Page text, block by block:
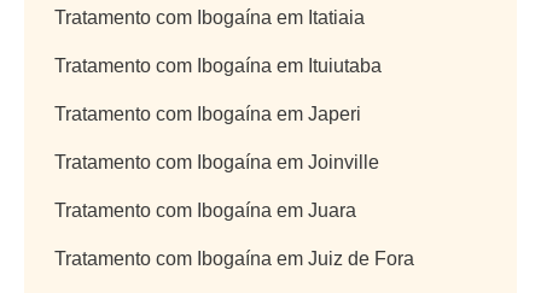
Tratamento com Ibogaína em Itatiaia
Tratamento com Ibogaína em Ituiutaba
Tratamento com Ibogaína em Japeri
Tratamento com Ibogaína em Joinville
Tratamento com Ibogaína em Juara
Tratamento com Ibogaína em Juiz de Fora